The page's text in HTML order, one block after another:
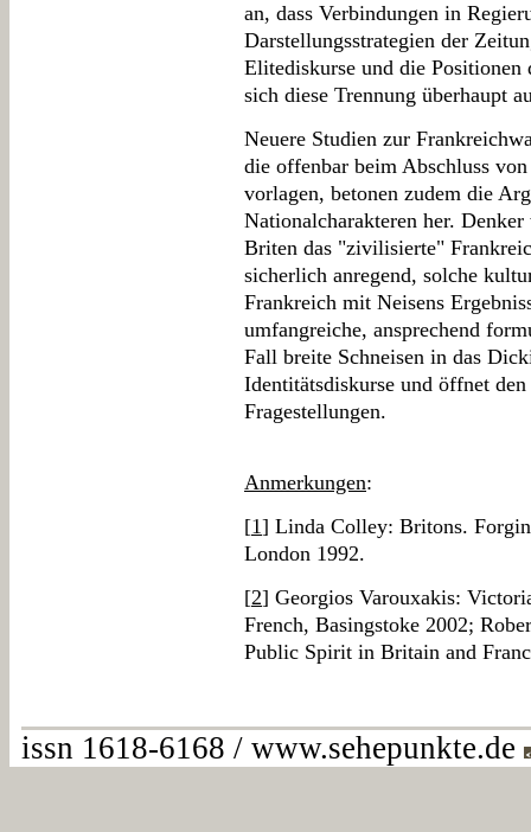
an, dass Verbindungen in
Darstellungsstrategien der
Elitediskurse und die
sich diese Trennung überhaupt
Neuere Studien zur
die offenbar beim Abschluss
vorlagen, betonen zudem die
Nationalcharakteren her.
Briten das "zivilisierte"
sicherlich anregend, solche
Frankreich mit Neisens
umfangreiche, ansprechend
Fall breite Schneisen in das
Identitätsdiskurse und öffnet
Fragestellungen.
Anmerkungen:
[1] Linda Colley: Britons.
London 1992.
[2] Georgios Varouxakis:
French, Basingstoke 2002;
Public Spirit in Britain and
issn 1618-6168 / www.sehepunkte.de